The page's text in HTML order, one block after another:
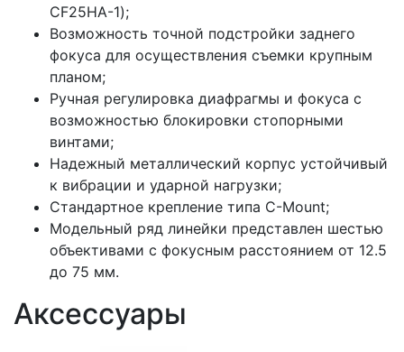
CF25HA-1);
Возможность точной подстройки заднего
фокуса для осуществления съемки крупным
планом;
Ручная регулировка диафрагмы и фокуса с
возможностью блокировки стопорными
винтами;
Надежный металлический корпус устойчивый
к вибрации и ударной нагрузки;
Стандартное крепление типа C-Mount;
Модельный ряд линейки представлен шестью
объективами с фокусным расстоянием от 12.5
до 75 мм.
Аксессуары